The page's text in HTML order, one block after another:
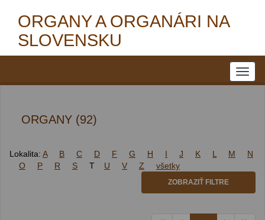
ORGANY A ORGANÁRI NA
SLOVENSKU
ORGANY (92)
Lokalita: A B C D F G H I J K L M
N
O
P R S T U V Z všetky
ZOBRAZIŤ FILTRE